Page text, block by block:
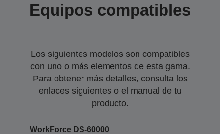
Equipos compatibles
Los siguientes modelos son compatibles
con uno o más elementos de esta gama.
Para obtener más detalles, consulta los
enlaces siguientes o el manual de tu
producto.
WorkForce DS-60000